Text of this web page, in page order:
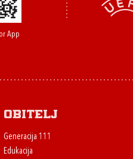
App
Obitelj
Generacija 111
Edukacija